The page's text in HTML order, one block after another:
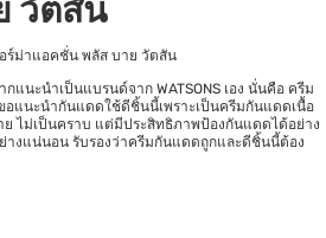
วัตสัน
นะนำเป็นแบรนด์จาก WATSONS เอง นั่นคือ ครีม
แนะนำกันแดดใช้ดีชิ้นนี้เพราะเป็นครีมกันแดดเนื้อ
ไม่เป็นคราบ แต่มีประสิทธิภาพป้องกันแดดได้อย่าง
งแน่นอน รับรองว่าครีมกันแดดถูกและดีชิ้นนี้ต้อง